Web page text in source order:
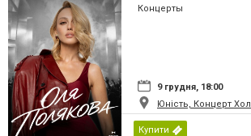
Концерты
9 грудня, 18:00
Юність, Концерт Хол
Купити